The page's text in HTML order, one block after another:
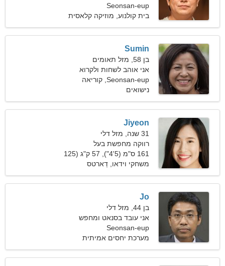
Seonsan-eup
בית קולנוע, מוזיקה קלאסית
Sumin
בן 58, מזל תאומים
אני אוהב לשחות ולקרוא
Seonsan-eup, קוריאה
הדרומית
נישואים
Jiyeon
31 שנה, מזל דלי
רווקה מחפשת בעל
161 ס"מ (5'4"), 57 ק"ג (125
פאונד)
משחקי וידאו, דַארטס
Jo
בן 44, מזל דלי
אני עובד בסנאט ומחפש
אישה חושנית
Seonsan-eup
מערכת יחסים אמיתית